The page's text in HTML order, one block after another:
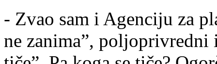
- Zvao sam i Agenciju za
ne zanima”, poljoprivredni